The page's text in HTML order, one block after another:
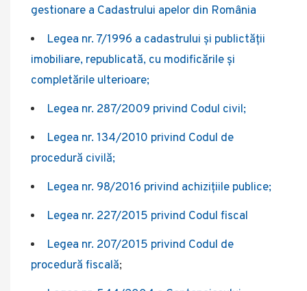
gestionare a Cadastrului apelor din România
Legea nr. 7/1996 a cadastrului și publictății
imobiliare, republicată, cu modificările și
completările ulterioare;
Legea nr. 287/2009 privind Codul civil;
Legea nr. 134/2010 privind Codul de
procedură civilă;
Legea nr. 98/2016 privind achiziţiile publice;
Legea nr. 227/2015 privind Codul fiscal
Legea nr. 207/2015 privind Codul de
procedură fiscală;